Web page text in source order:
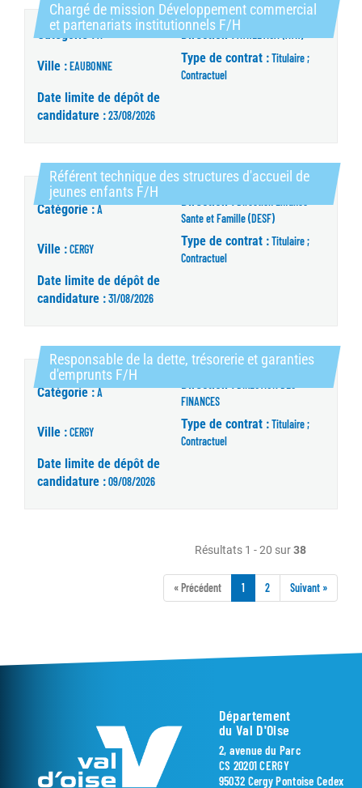
Chargé de mission Développement commercial
et partenariats institutionnels F/H (Nouvelle fenêtre)
Catégorie :A Direction : ATHLETICA (ATH)
Ville :EAUBONNE
Type de contrat :Titulaire ;
Contractuel
Date limite de dépôt de
candidature :23/08/2026
Référent technique des structures d'accueil de
jeunes enfants F/H
Catégorie :A
Direction :
Sante et Famille (DESF)
Ville :CERGY
Type de contrat :Titulaire ;
Contractuel
Date limite de dépôt de
candidature :31/08/2026
Responsable de la dette, trésorerie et garanties
d'emprunts F/H
Catégorie :A
Direction :
FINANCES
Ville :CERGY
Type de contrat :Titulaire ;
Contractuel
Date limite de dépôt de
candidature :09/08/2026
Résultats 1 - 20 sur38
« Précédent 1 2 Suivant »
Département
du Val D'Oise
2, avenue du Parc
CS 20201 CERGY
95032 Cergy Pontoise Cedex